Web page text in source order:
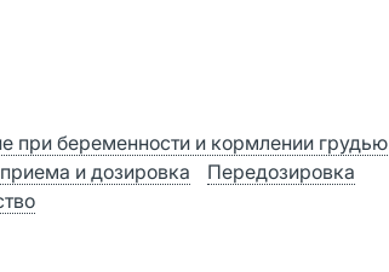
при беременности и кормлении грудью
и дозировка
Передозировка